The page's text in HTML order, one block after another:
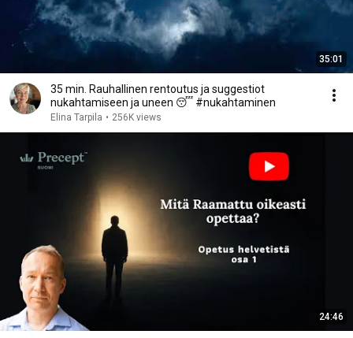
35:01
35 min. Rauhallinen rentoutus ja suggestiot
nukahtamiseen ja uneen 😴 #nukahtaminen
Elina Tarpila • 256K views
24:46